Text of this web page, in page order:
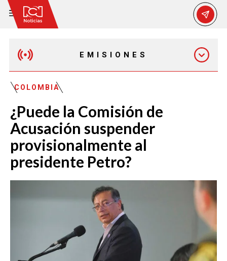
EMISIONES
EMISIÓN 12:30 PM
EMISIÓN 7:00 PM
EMISIÓN 11:30 PM
COLOMBIA
¿Puede la Comisión de
Acusación suspender
provisionalmente al
presidente Petro?